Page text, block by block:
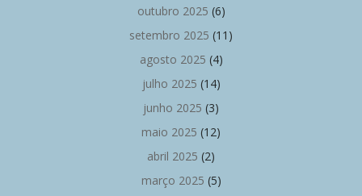
outubro 2025 (6)
setembro 2025 (11)
agosto 2025 (4)
julho 2025 (14)
junho 2025 (3)
maio 2025 (12)
abril 2025 (2)
março 2025 (5)